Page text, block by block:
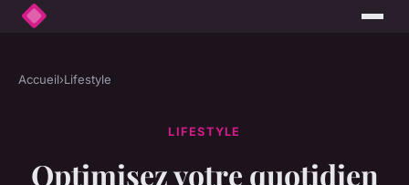
Accueil›Lifestyle
LIFESTYLE
Optimisez votre quotidien